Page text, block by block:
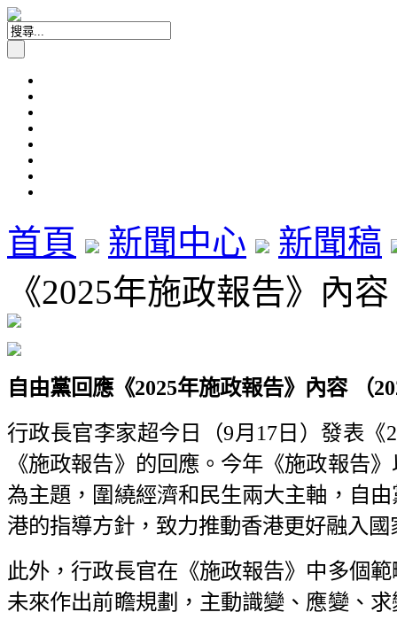
首頁 新聞中心
新聞稿
《2025年施政報告》內
自由黨回應《2025年施政報告》內容 （
行政長官李家超今日（9月17日）發表
《施政報告》的回應。今年《施政報
為主題，圍繞經濟和民生兩大主軸，自
港的指導方針，致力推動香港更好融入
此外，行政長官在《施政報告》中多個
未來作出前瞻規劃，主動識變、應變、